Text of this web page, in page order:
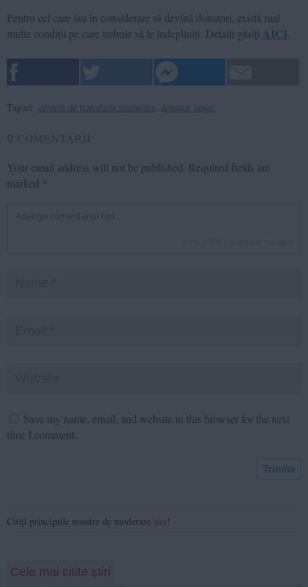
Pentru cei care iau în considerare să devină donatori, există mai
multe condiții pe care trebuie să le îndepliniți. Detalii găsiți AICI
Taguri: centrul de transfuzii timisoara donator sange
Your email address will not be published. Required fields are
marked *
Save my name, email, and website in this browser for the next
time I comment.
Citiți principiile noastre de moderare aici !
Cele mai citite știri